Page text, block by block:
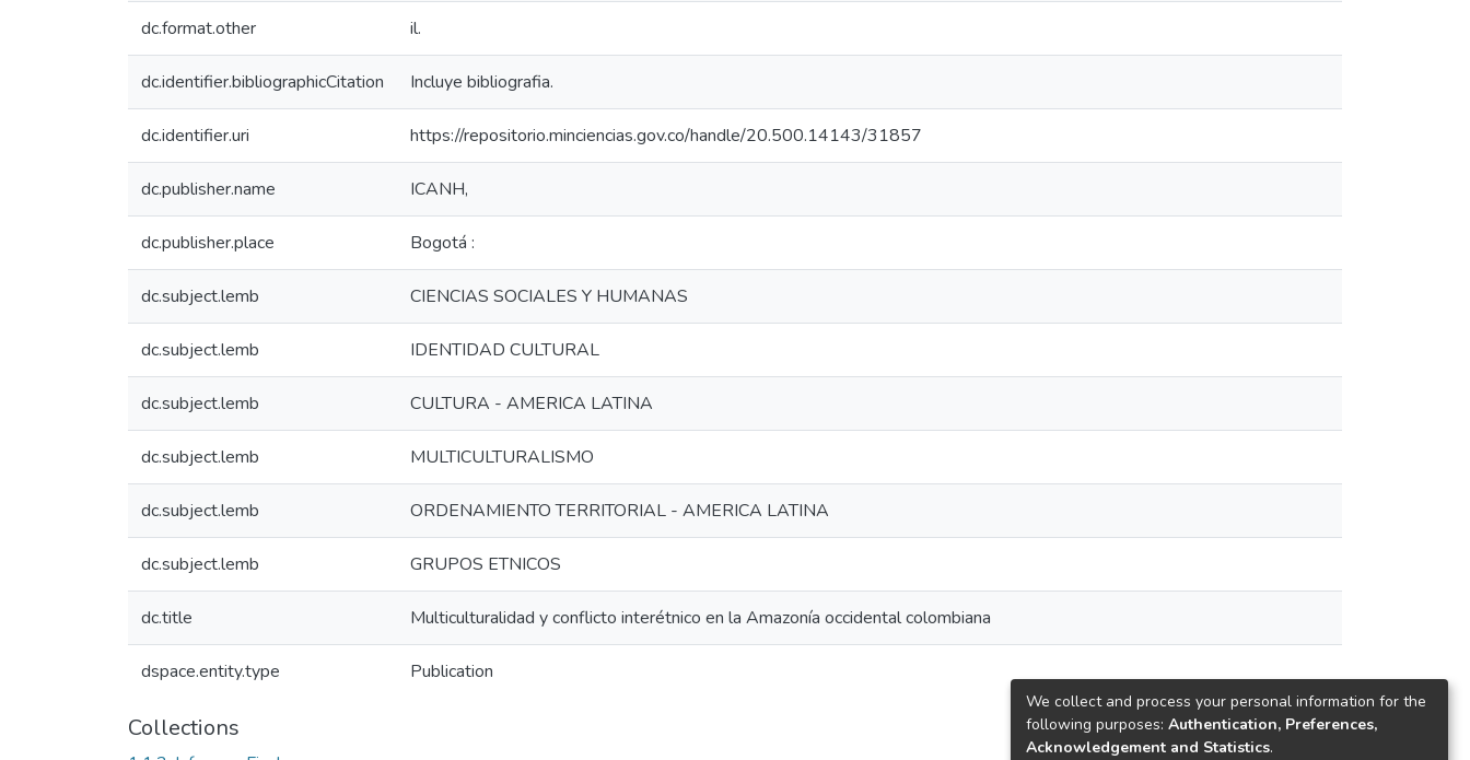
dc.format.other il.
dc.identifier.bibliographicCitation Incluye bibliografia.
dc.identifier.uri https://repositorio.minciencias.gov.co/handle/20.500.14143/31857
dc.publisher.name ICANH,
dc.publisher.place Bogotá :
dc.subject.lemb CIENCIAS SOCIALES Y HUMANAS
dc.subject.lemb IDENTIDAD CULTURAL
dc.subject.lemb CULTURA - AMERICA LATINA
dc.subject.lemb MULTICULTURALISMO
dc.subject.lemb ORDENAMIENTO TERRITORIAL - AMERICA LATINA
dc.subject.lemb GRUPOS ETNICOS
dc.title Multiculturalidad y conflicto interétnico en la Amazonía occidental colombiana
dspace.entity.type Publication
Collections
We collect and process your personal information for the
following purposes: Authentication, Preferences,
Acknowledgement and Statistics.